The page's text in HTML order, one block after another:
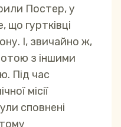
Постер, у
що гуртківці
І, звичайно ж,
з іншими
Під час
місії
сповнені